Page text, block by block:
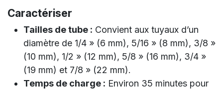
Caractériser
Tailles de tube : Convient aux tuyaux d’un
diamètre de 1/4 » (6 mm), 5/16 » (8 mm), 3/8 »
(10 mm), 1/2 » (12 mm), 5/8 » (16 mm), 3/4 »
(19 mm) et 7/8 » (22 mm).
Temps de charge : Environ 35 minutes pour